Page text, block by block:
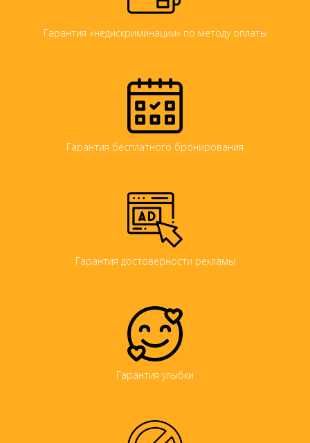
Гарантия «недискриминации» по методу оплаты
Гарантия бесплатного бронирования
Гарантия достоверности рекламы
Гарантия улыбки